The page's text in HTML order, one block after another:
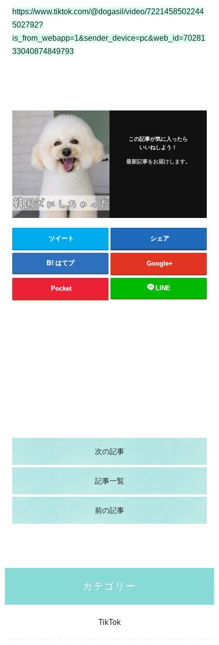
https://www.tiktok.com/@dogasil/video/7221458502244
502792?
is_from_webapp=1&sender_device=pc&web_id=70281
33040874849793
この記事が気に入ったら
いいねしよう！
最新記事をお届けします。
ツイート シェア
はてブ Google+
Pocket LINE
次の記事
記事一覧
前の記事
カテゴリー
TikTok